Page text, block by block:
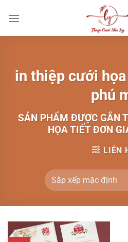
đến
in thiệp cưới
phú
SẢN PHẨM ĐƯỢC GẮN
HỌA TIẾT ĐƠN
LIÊN